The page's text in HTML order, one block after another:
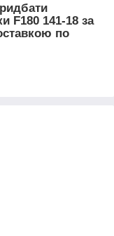
F180 141-18 за
по